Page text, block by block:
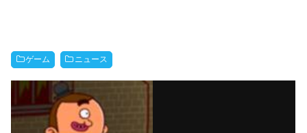
ゲーム ニュース